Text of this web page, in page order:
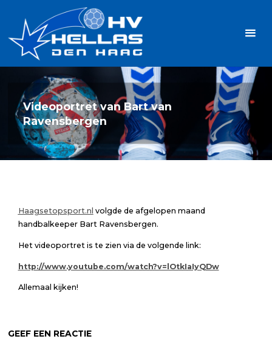
inhoud
Videoportret van Bart van
Ravensbergen
Haagsetopsport.nl volgde de afgelopen maand
handbalkeeper Bart Ravensbergen.
Het videoportret is te zien via de volgende link:
http://www.youtube.com/watch?v=lOtkIaIyQDw
Allemaal kijken!
GEEF EEN REACTIE